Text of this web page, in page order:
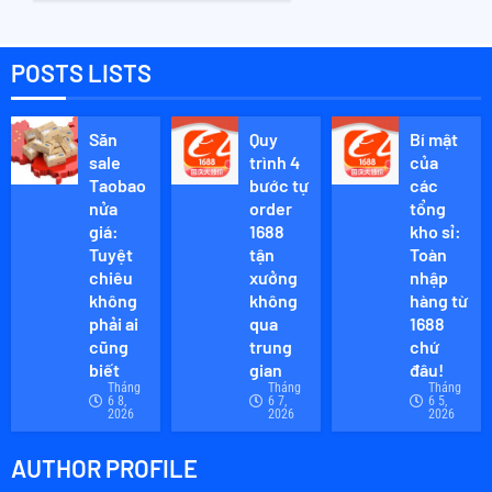
0
Top 10
Đồ Gia
Dụng
Thông
POSTS LISTS
Săn
sale
Taobao
nửa
giá:
Tuyệt
chiêu
không
phải ai
cũng
biết
Tháng
6 8,
2026
Quy
trình 4
bước tự
order
1688
tận
xưởng
không
qua
trung
gian
Tháng
6 7,
2026
Bí mật
của
các
tổng
kho sỉ:
Toàn
nhập
hàng từ
1688
chứ
đâu!
Tháng
6 5,
2026
AUTHOR PROFILE